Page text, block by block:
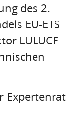
des 2.
EU-ETS
LULUCF
Expertenrat